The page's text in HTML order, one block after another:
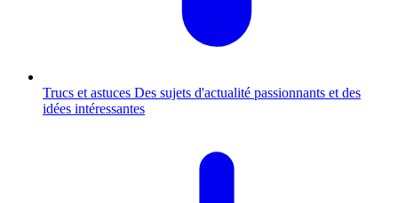
Trucs et astuces Des sujets d'actualité passionnants et des
idées intéressantes